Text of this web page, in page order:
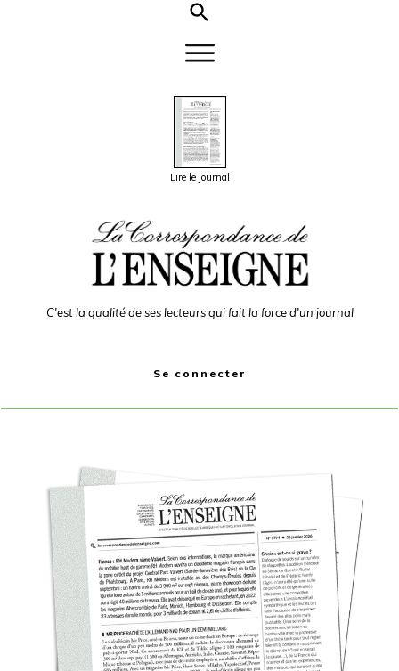
Lire le journal
C'est la qualité de ses lecteurs qui fait la force d'un journal
Se connecter